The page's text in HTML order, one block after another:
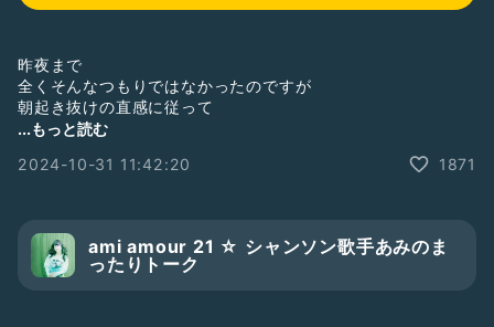
昨夜まで
全くそんなつもりではなかったのですが
朝起き抜けの直感に従って
今夜の『天使のコンチェルト』ソロライブは
今朝の直感を楽しもうと思います。
という訳で
...もっと読む
2024-10-31 11:42:20
1871
ami amour 21 ☆ シャンソン歌手あみのま
ったりトーク